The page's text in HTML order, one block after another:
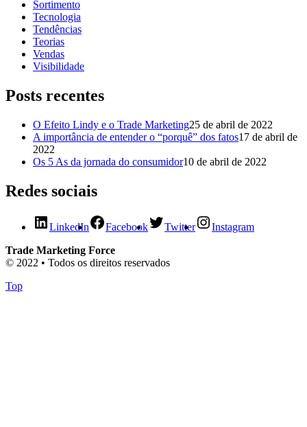
Sortimento
Tecnologia
Tendências
Teorias
Vendas
Visibilidade
Posts recentes
O Efeito Lindy e o Trade Marketing25 de abril de 2022
A importância de entender o “porquê” dos fatos17 de abril de
2022
Os 5 As da jornada do consumidor10 de abril de 2022
Redes sociais
LinkedIn Facebook Twitter
Instagram
Trade Marketing Force
© 2022 • Todos os direitos reservados
Top